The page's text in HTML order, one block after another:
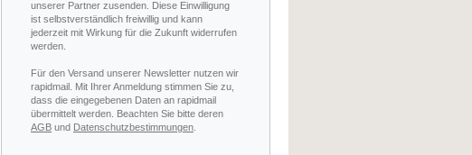
unserer Partner zusenden. Diese Einwilligung
ist selbstverständlich freiwillig und kann
jederzeit mit Wirkung für die Zukunft widerrufen
werden.
Für den Versand unserer Newsletter nutzen wir
rapidmail. Mit Ihrer Anmeldung stimmen Sie zu,
dass die eingegebenen Daten an rapidmail
übermittelt werden. Beachten Sie bitte deren
AGB und Datenschutzbestimmungen